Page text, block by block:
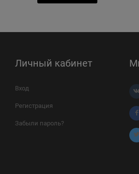
Личный кабинет
Вход
Регистрация
Забыли пароль?